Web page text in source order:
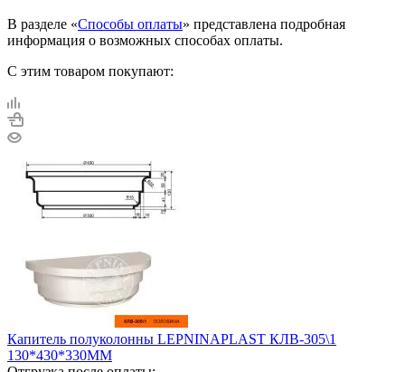
В разделе «Способы оплаты» представлена подробная
информация о возможных способах оплаты.
С этим товаром покупают:
Капитель полуколонны LEPNINAPLAST КЛВ-305\1
130*430*330ММ